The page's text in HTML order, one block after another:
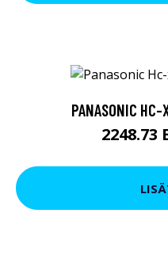
PANASONIC
2248.73